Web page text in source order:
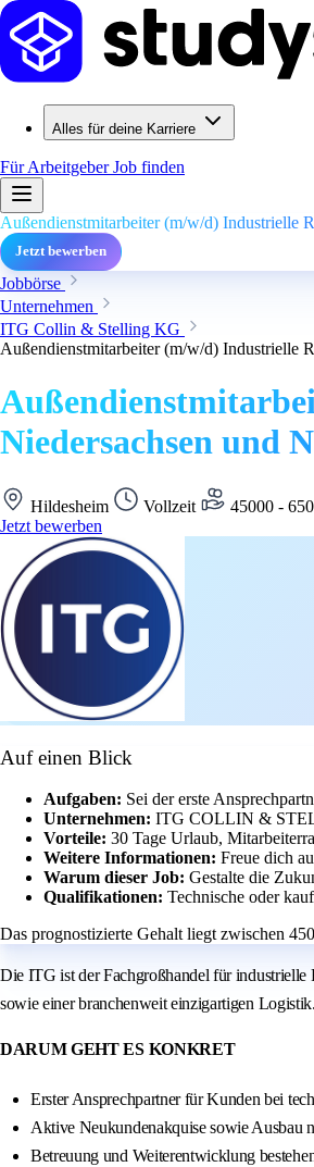
Alles für deine Karriere
Für ArbeitgeberJob finden
Außendienstmitarbeiter (m/w/d) Industrielle
Jetzt bewerben
Jobbörse
Unternehmen
ITG Collin & Stelling KG
Außendienstmitarbeiter (m/w/d) Industrielle
Niedersachsen und
Hildesheim Vollzeit 45000 -
Jetzt bewerben
Auf einen Blick
Aufgaben: Sei der erste
Unternehmen: ITG COLLIN &
Vorteile: 30 Tage Urlaub,
Weitere Informationen: Freue dich
Warum dieser Job: Gestalte die
Qualifikationen: Technische oder
Das prognostizierte Gehalt liegt zwischen
Die ITG ist der Fachgroßhandel für industrielle
sowie einer branchenweit einzigartigen
DARUM GEHT ES KONKRET
Erster Ansprechpartner für Kunden bei
Aktive Neukundenakquise sowie Ausbau
Betreuung und Weiterentwicklung